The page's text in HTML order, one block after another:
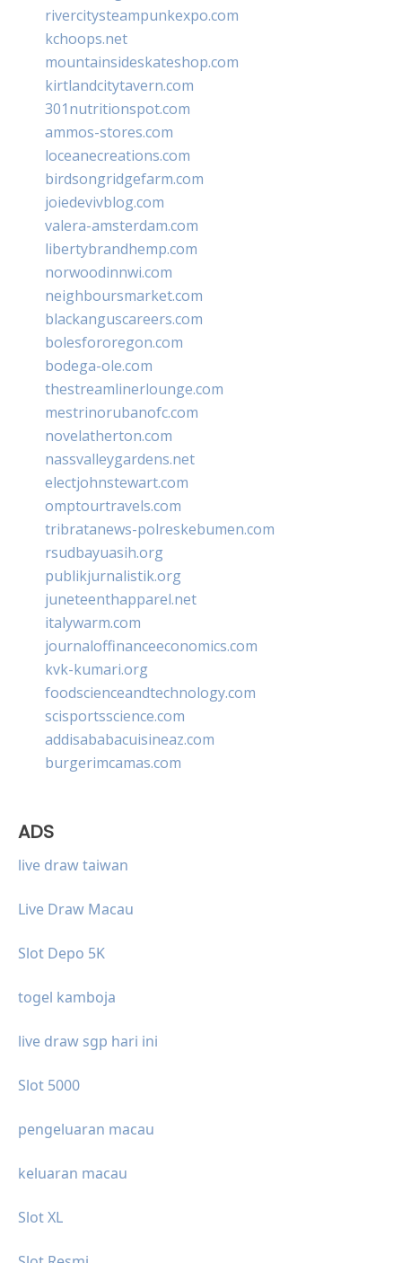
rivercitysteampunkexpo.com
kchoops.net
mountainsideskateshop.com
kirtlandcitytavern.com
301nutritionspot.com
ammos-stores.com
loceanecreations.com
birdsongridgefarm.com
joiedevivblog.com
valera-amsterdam.com
libertybrandhemp.com
norwoodinnwi.com
neighboursmarket.com
blackanguscareers.com
bolesfororegon.com
bodega-ole.com
thestreamlinerlounge.com
mestrinorubanofc.com
novelatherton.com
nassvalleygardens.net
electjohnstewart.com
omptourtravels.com
tribratanews-polreskebumen.com
rsudbayuasih.org
publikjurnalistik.org
juneteenthapparel.net
italywarm.com
journaloffinanceeconomics.com
kvk-kumari.org
foodscienceandtechnology.com
scisportsscience.com
addisababacuisineaz.com
burgerimcamas.com
ADS
live draw taiwan
Live Draw Macau
Slot Depo 5K
togel kamboja
live draw sgp hari ini
Slot 5000
pengeluaran macau
keluaran macau
Slot XL